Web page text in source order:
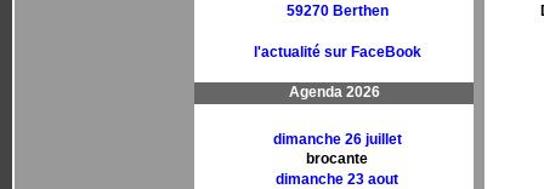
59270 Berthen
l'actualité sur FaceBook
Agenda 2026
dimanche 26 juillet
brocante
dimanche 23 aout